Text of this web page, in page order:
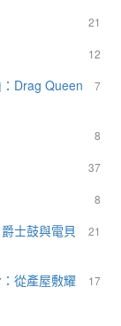
21
12
7
Drag Queen
8
37
8
21
士鼓與電貝
17
從產屋敷耀